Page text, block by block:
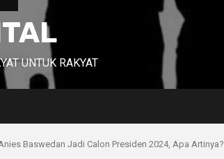
UNTUK RAKYAT
Baswedan Jadi Calon Presiden 2024, Apa Artinya?